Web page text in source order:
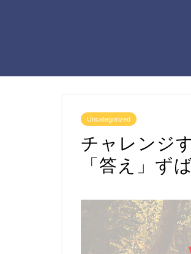
Uncategorized
チャレンジ
「答え」ず